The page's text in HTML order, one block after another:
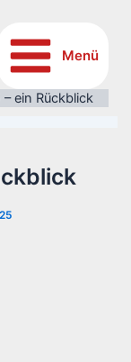
Menü
ein Rückblick